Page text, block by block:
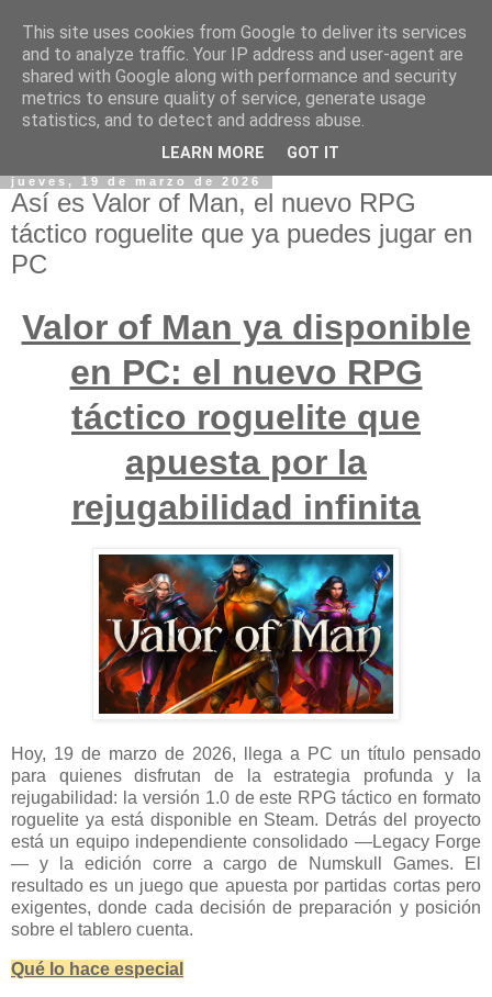
jueves, 19 de marzo de 2026
Así es Valor of Man, el nuevo RPG
táctico roguelite que ya puedes jugar en
PC
Valor of Man ya disponible
en PC: el nuevo RPG
táctico roguelite que
apuesta por la
rejugabilidad infinita
Hoy, 19 de marzo de 2026, llega a PC un título pensado
para quienes disfrutan de la estrategia profunda y la
rejugabilidad: la versión 1.0 de este RPG táctico en formato
roguelite ya está disponible en Steam. Detrás del proyecto
está un equipo independiente consolidado —Legacy Forge
— y la edición corre a cargo de Numskull Games. El
resultado es un juego que apuesta por partidas cortas pero
exigentes, donde cada decisión de preparación y posición
sobre el tablero cuenta.
Qué lo hace especial
This site uses cookies from Google to deliver its services
and to analyze traffic. Your IP address and user-agent are
shared with Google along with performance and security
metrics to ensure quality of service, generate usage
statistics, and to detect and address abuse.
LEARN MORE GOT IT